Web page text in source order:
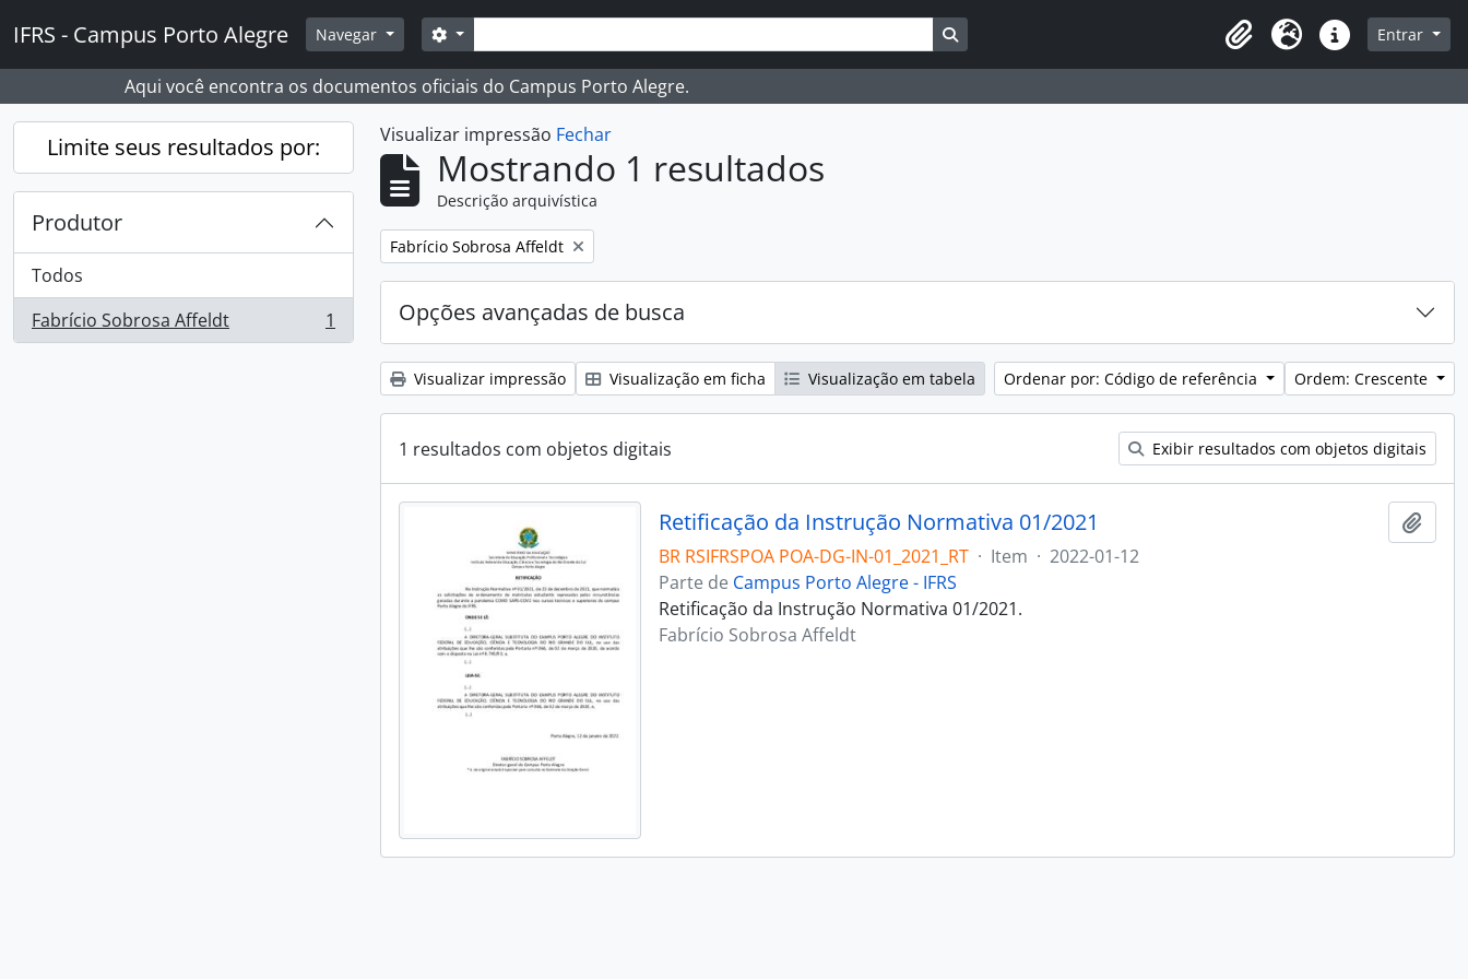
IFRS - Campus Porto Alegre Navegar Buscar
Opções de busca Busque na página de navegação
Idioma Atalhos Entrar
Aqui você encontra os documentos oficiais do Campus Porto Alegre.
Limite seus resultados por:
Produtor
Todos
Fabrício Sobrosa Affeldt
, 1 resultados 1
Visualizar impressão Fechar
Mostrando 1 resultados
Descrição arquivística
Remover filtro:
Fabrício Sobrosa Affeldt
Opções avançadas de busca
Visualizar impressão Visualização em ficha Visualização em tabela Ordenar por: Código de referência Ordem: Crescente
1 resultados com objetos digitais Exibir resultados com objetos digitais
Retificação da Instrução Normativa 01/2021
BR RSIFRSPOA POA-DG-IN-01_2021_RT · Item · 2022-01-12
Parte de Campus Porto Alegre - IFRS
Retificação da Instrução Normativa 01/2021.
Fabrício Sobrosa Affeldt